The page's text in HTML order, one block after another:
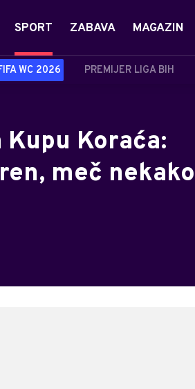
SPORT
WC 2026 PREMIJER LIGA BIH
ZABAVA MAGAZIN
Koraća:
meč nekako